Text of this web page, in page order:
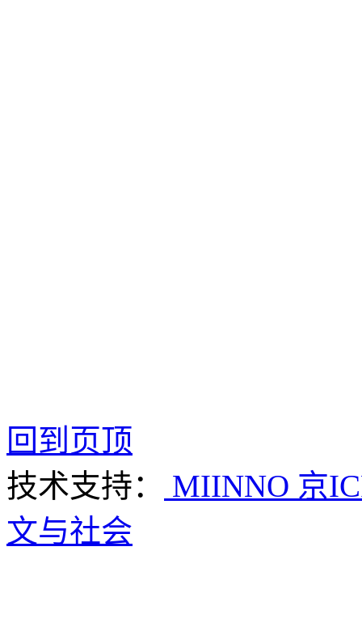
回到页顶
技术支持：
MIINNO 京
文与社会